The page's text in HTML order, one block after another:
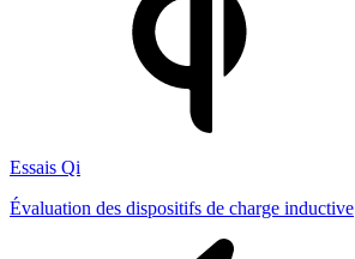
Essais Qi
Évaluation des dispositifs de charge inductive